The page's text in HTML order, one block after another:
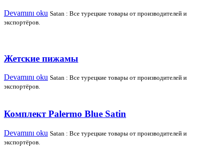
Devamını oku Satan : Все турецкие товары от производителей и
экспортёров.
Жетские пижамы
Devamını oku Satan : Все турецкие товары от производителей и
экспортёров.
Комплект Palermo Blue Satin
Devamını oku Satan : Все турецкие товары от производителей и
экспортёров.